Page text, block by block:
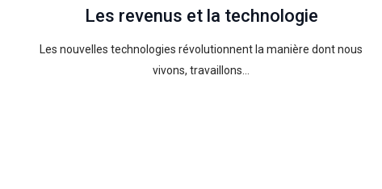
Les revenus et la technologie
Les nouvelles technologies révolutionnent la manière dont nous
vivons, travaillons…